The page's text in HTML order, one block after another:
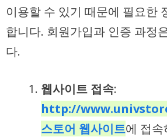
이용할 수 있기 때문에 필요한
합니다. 회원가입과 인증 과정
다.
웹사이트 접속:
http://
스토어 웹사이트에 접